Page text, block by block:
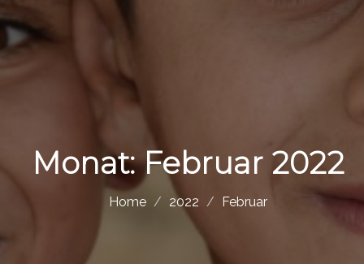
Monat:Februar 2022
Home 2022 Februar